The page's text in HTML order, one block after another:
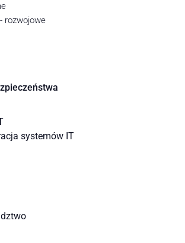
rozwojowe
systemów IT